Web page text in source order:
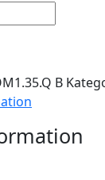
B